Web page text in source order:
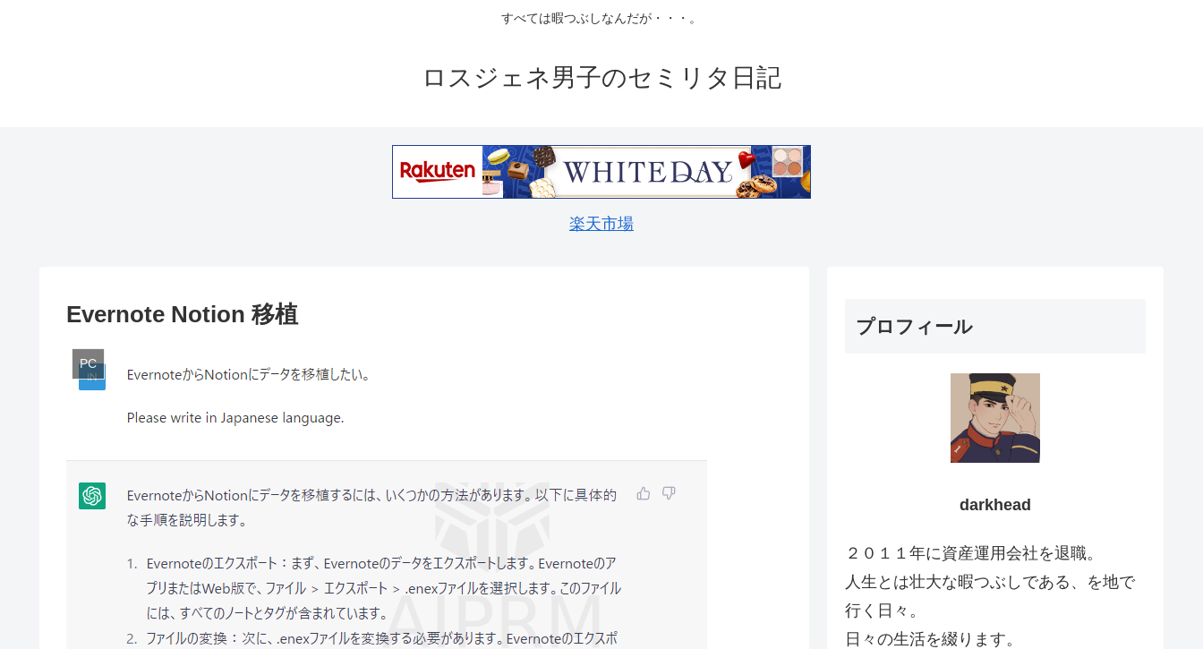
すべては暇つぶしなんだが・・・。
ロスジェネ男子のセミリタ日記
楽天市場
Evernote Notion 移植
PC
プロフィール
darkhead
２０１１年に資産運用会社を退職。
人生とは壮大な暇つぶしである、を地で
行く日々。
日々の生活を綴ります。